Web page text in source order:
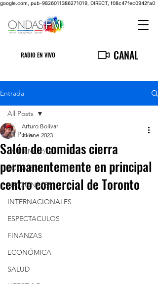
google.com, pub-9826011386271019, DIRECT, f08c47fec0942fa0
RADIO EN VIVO CANAL
Entrada
All Posts
LA PRINCIPAL
LOCALES
NACIONALES
INTERNACIONALES
ESPECTACULOS
FINANZAS
ECONÓMICA
SALUD
All Posts
Salón de comidas cierra
permanentemente en principal
centro comercial de Toronto
Arturo Bolívar
11 ene 2023